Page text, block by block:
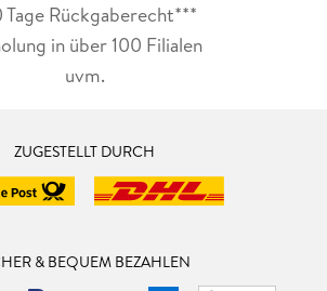
Tage Rückgaberecht***
in über 100 Filialen
uvm.
ZUGESTELLT DURCH
& BEQUEM BEZAHLEN